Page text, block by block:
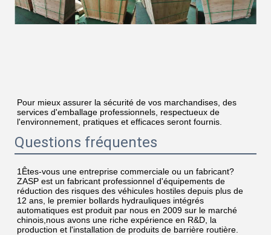
Pour mieux assurer la sécurité de vos marchandises, des
services d'emballage professionnels, respectueux de
l'environnement, pratiques et efficaces seront fournis.
Questions fréquentes
1Êtes-vous une entreprise commerciale ou un fabricant?
ZASP est un fabricant professionnel d'équipements de
réduction des risques des véhicules hostiles depuis plus de
12 ans, le premier bollards hydrauliques intégrés
automatiques est produit par nous en 2009 sur le marché
chinois,nous avons une riche expérience en R&D, la
production et l'installation de produits de barrière routière.